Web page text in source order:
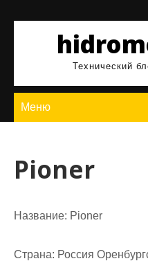
содержимому
Технический
Меню
Pioner
Название: Pioner
Страна: Россия